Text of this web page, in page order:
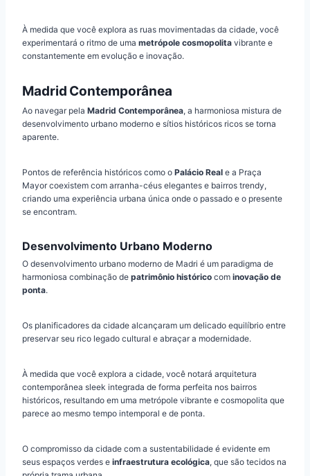
À medida que você explora as ruas movimentadas da cidade, você
experimentará o ritmo de uma metrópole cosmopolita vibrante e
constantemente em evolução e inovação.
Madrid Contemporânea
Ao navegar pela Madrid Contemporânea, a harmoniosa mistura de
desenvolvimento urbano moderno e sítios históricos ricos se torna
aparente.
Pontos de referência históricos como o Palácio Real e a Praça
Mayor coexistem com arranha-céus elegantes e bairros trendy,
criando uma experiência urbana única onde o passado e o presente
se encontram.
Desenvolvimento Urbano Moderno
O desenvolvimento urbano moderno de Madri é um paradigma de
harmoniosa combinação de patrimônio histórico com inovação de
ponta.
Os planificadores da cidade alcançaram um delicado equilíbrio entre
preservar seu rico legado cultural e abraçar a modernidade.
À medida que você explora a cidade, você notará arquitetura
contemporânea sleek integrada de forma perfeita nos bairros
históricos, resultando em uma metrópole vibrante e cosmopolita que
parece ao mesmo tempo intemporal e de ponta.
O compromisso da cidade com a sustentabilidade é evidente em
seus espaços verdes e infraestrutura ecológica, que são tecidos na